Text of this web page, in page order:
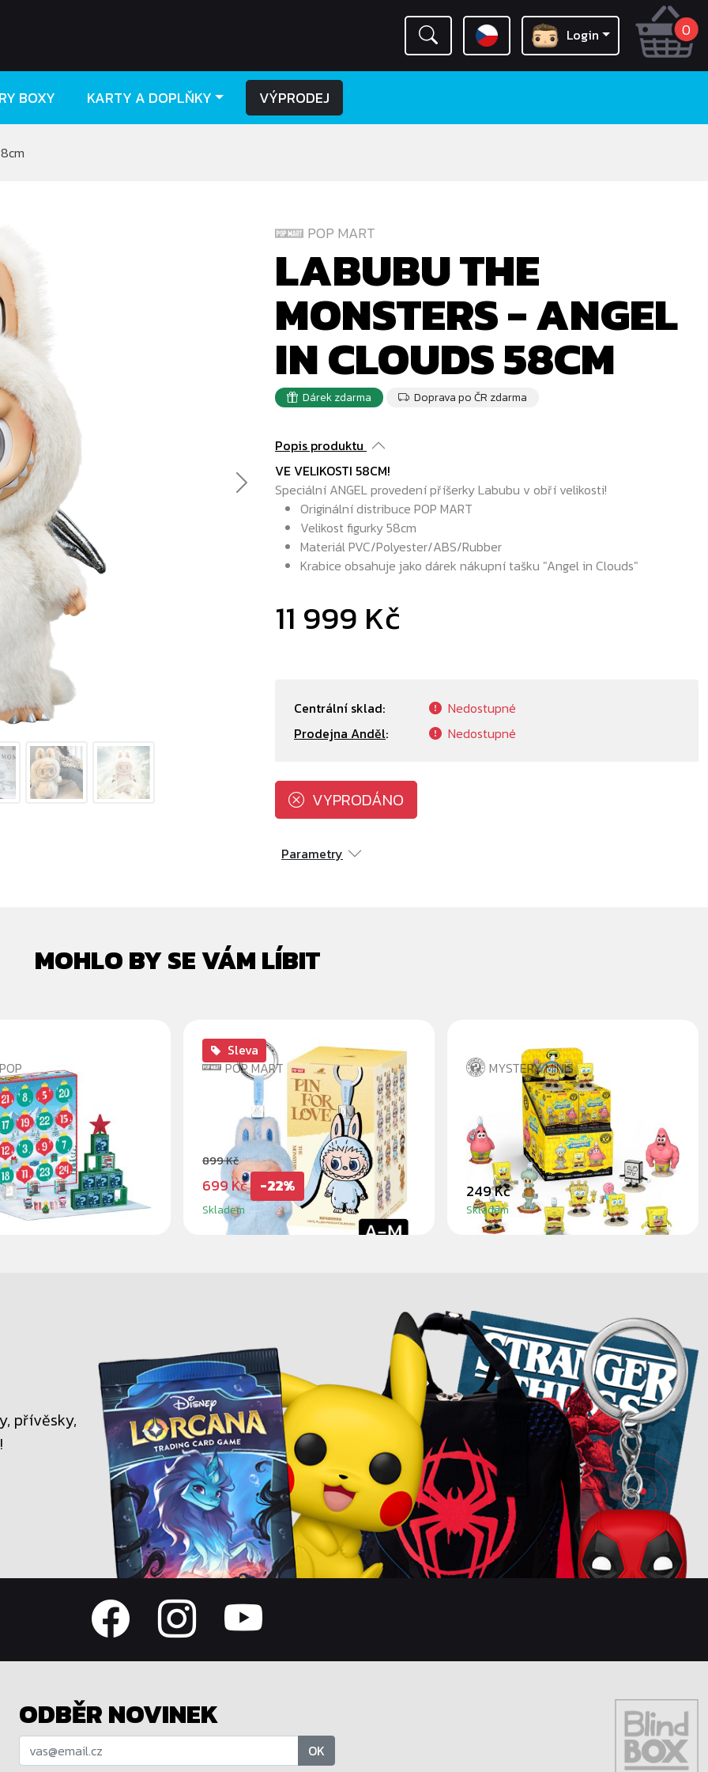
0
Login
BOXY KARTY A DOPLŇKY VÝPRODEJ
Next
POP MART
LABUBU THE
MONSTERS - ANGEL
IN CLOUDS 58CM
Dárek zdarma Doprava po ČR zdarma
Popis produktu
VE VELIKOSTI 58CM!
Speciální ANGEL provedení příšerky Labubu v obří velikosti!
Originální distribuce POP MART
Velikost figurky 58cm
Materiál PVC/Polyester/ABS/Rubber
Krabice obsahuje jako dárek nákupní tašku "Angel in Clouds"
11 999 Kč
Centrální sklad:
Nedostupné
Prodejna Anděl: Nedostupné
VYPRODÁNO
Parametry
MOHLO BY SE VÁM LÍBIT
STITCH HOLIDAY
POP MART
LABUBU THE MONSTERS -
PIN FOR LOVE BLINDBOX A-
Sleva
899 Kč
699 Kč -22%
Skladem
MYSTERY MINIS
SPONGEBOB - BLINDBOX
249 Kč
Skladem
přívěsky,
ODBĚR NOVINEK
OK